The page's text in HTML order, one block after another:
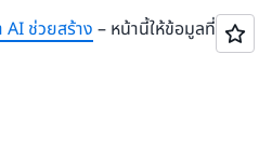
ช่วยสร้าง – หน้านี้ให้ข้อมูลที่
ารพัฒนา AI ช่วยสร้างของเรา